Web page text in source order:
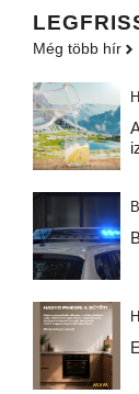
Még több hír